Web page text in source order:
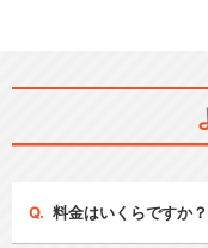
料金はいくらですか？